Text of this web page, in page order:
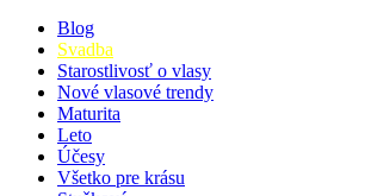
Blog
Svadba
Starostlivosť o vlasy
Nové vlasové trendy
Maturita
Leto
Účesy
Všetko pre krásu